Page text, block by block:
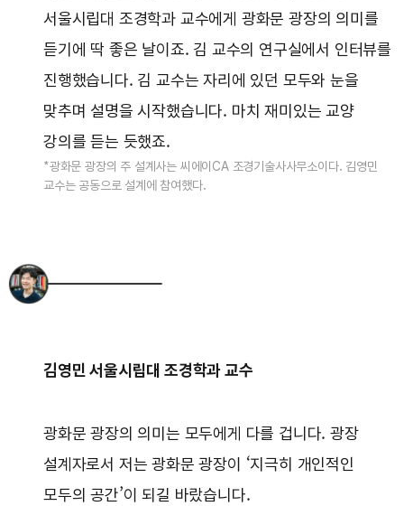
서울시립대 조경학과 교수에게 광화문 광장의 의미를
듣기에 딱 좋은 날이죠. 김 교수의 연구실에서 인터뷰를
진행했습니다. 김 교수는 자리에 있던 모두와 눈을
맞추며 설명을 시작했습니다. 마치 재미있는 교양
강의를 듣는 듯했죠.
*광화문 광장의 주 설계사는 씨에이CA 조경기술사사무소이다. 김영민
교수는 공동으로 설계에 참여했다.
김영민 서울시립대 조경학과 교수
광화문 광장의 의미는 모두에게 다를 겁니다. 광장
설계자로서 저는 광화문 광장이 ‘지극히 개인적인
모두의 공간’이 되길 바랐습니다.